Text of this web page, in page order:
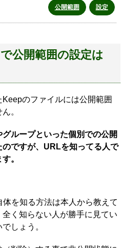
公開範囲
設定
公開範囲の設定は
Keepのファイルには公開範囲
。
ループといった個別での公開
ですが、URLを知ってる人で
。
を知る方法は本人から教えて
く知らない人が勝手に見てい
しょう。